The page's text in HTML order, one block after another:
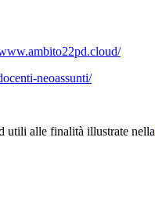
neoassunti/
utili alle finalità illustrate nella